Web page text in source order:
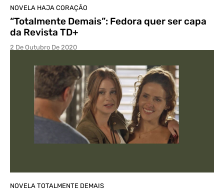
NOVELA HAJA CORAÇÃO
“Totalmente Demais”: Fedora quer ser capa
da Revista TD+
2 De Outubro De 2020
NOVELA TOTALMENTE DEMAIS